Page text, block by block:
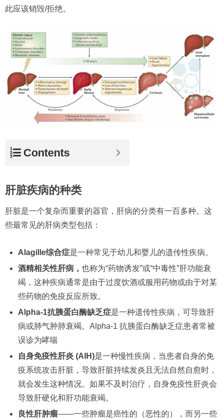
此应该销毁/拒绝。
Contents
肝脏疾病的种类
肝脏是一个复杂而重要的器官，肝病的分类有一百多种。这
些最常见的肝病类型包括：
Alagille综合症是一种常见于幼儿和婴儿的遗传性疾病。
酒精相关性肝病， 也称为“药物诱发”或“中毒性”肝功能衰
竭，这种疾病通常是由于过度饮酒或服用药物或由于对某
些药物的免疫反应所致。
Alpha-1抗胰蛋白酶缺乏症是一种遗传性疾病，可导致肝
病或肺气肿肺衰竭。Alpha-1 抗胰蛋白酶缺乏症患者常被
误诊为哮喘
自身免疫性肝炎 (AIH)是一种慢性疾病，当患者自身的免
疫系统攻击肝脏，导致肝脏持续发炎且无法自然自愈时，
就会发生这种情况。如果不及时治疗，自身免疫性肝炎会
导致肝硬化和肝功能衰竭。
良性肝肿瘤——一些肿瘤是癌性的（恶性的），而另一些